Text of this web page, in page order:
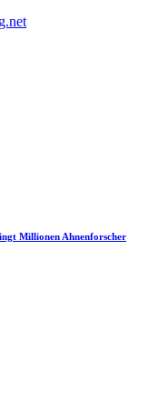
Millionen Ahnenforscher